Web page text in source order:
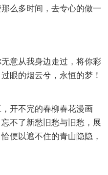
么多时间，去专心的做一
意从我身边走过，将你彩
眼的烟云兮，永恒的梦！
开不完的春柳春花漫画
不了新愁旧愁与旧愁，展
便以遮不住的青山隐隐，